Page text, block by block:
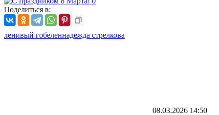
Поделиться в:
ленивый гобеленнадежда стрелкова
08.03.2026 14:50